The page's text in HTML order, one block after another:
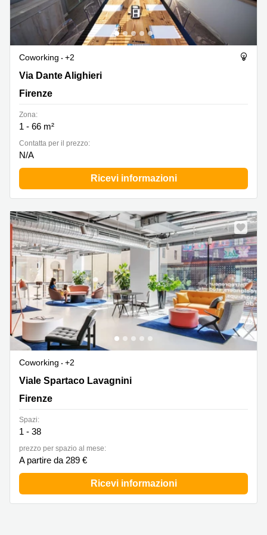
Coworking
+2
Via Dante Alighieri 10, Firenze
Via Dante Alighieri
Firenze
Zona:
1 - 66 m²
Сontatta per il prezzo:
N/A
Ricevi informazioni
Coworking
+2
Viale Spartaco Lavagnini, 70, Firenze
Viale Spartaco Lavagnini
Firenze
Spazi:
1 - 38
prezzo per spazio al mese:
A partire da 289 €
Ricevi informazioni